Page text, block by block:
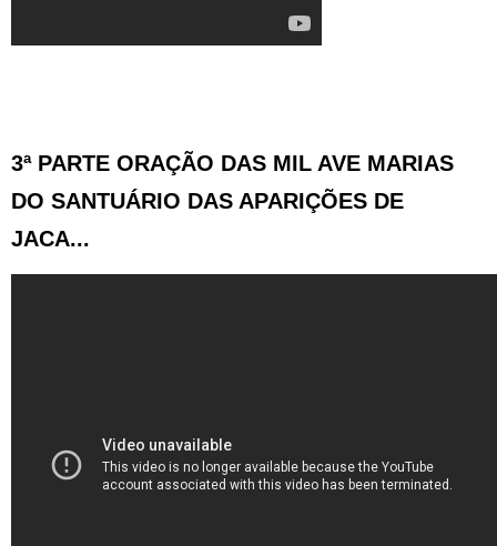
3ª PARTE ORAÇÃO DAS MIL AVE MARIAS
DO SANTUÁRIO DAS APARIÇÕES DE
JACA...